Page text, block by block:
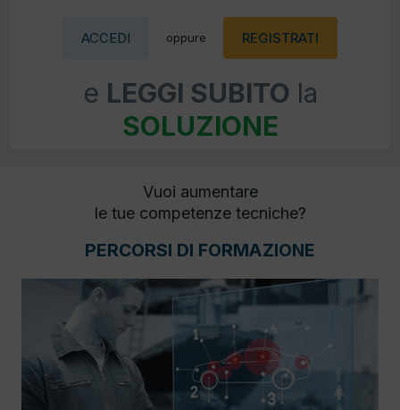
ACCEDI oppure REGISTRATI
e LEGGI SUBITO la
SOLUZIONE
Vuoi aumentare
le tue competenze tecniche?
PERCORSI DI FORMAZIONE